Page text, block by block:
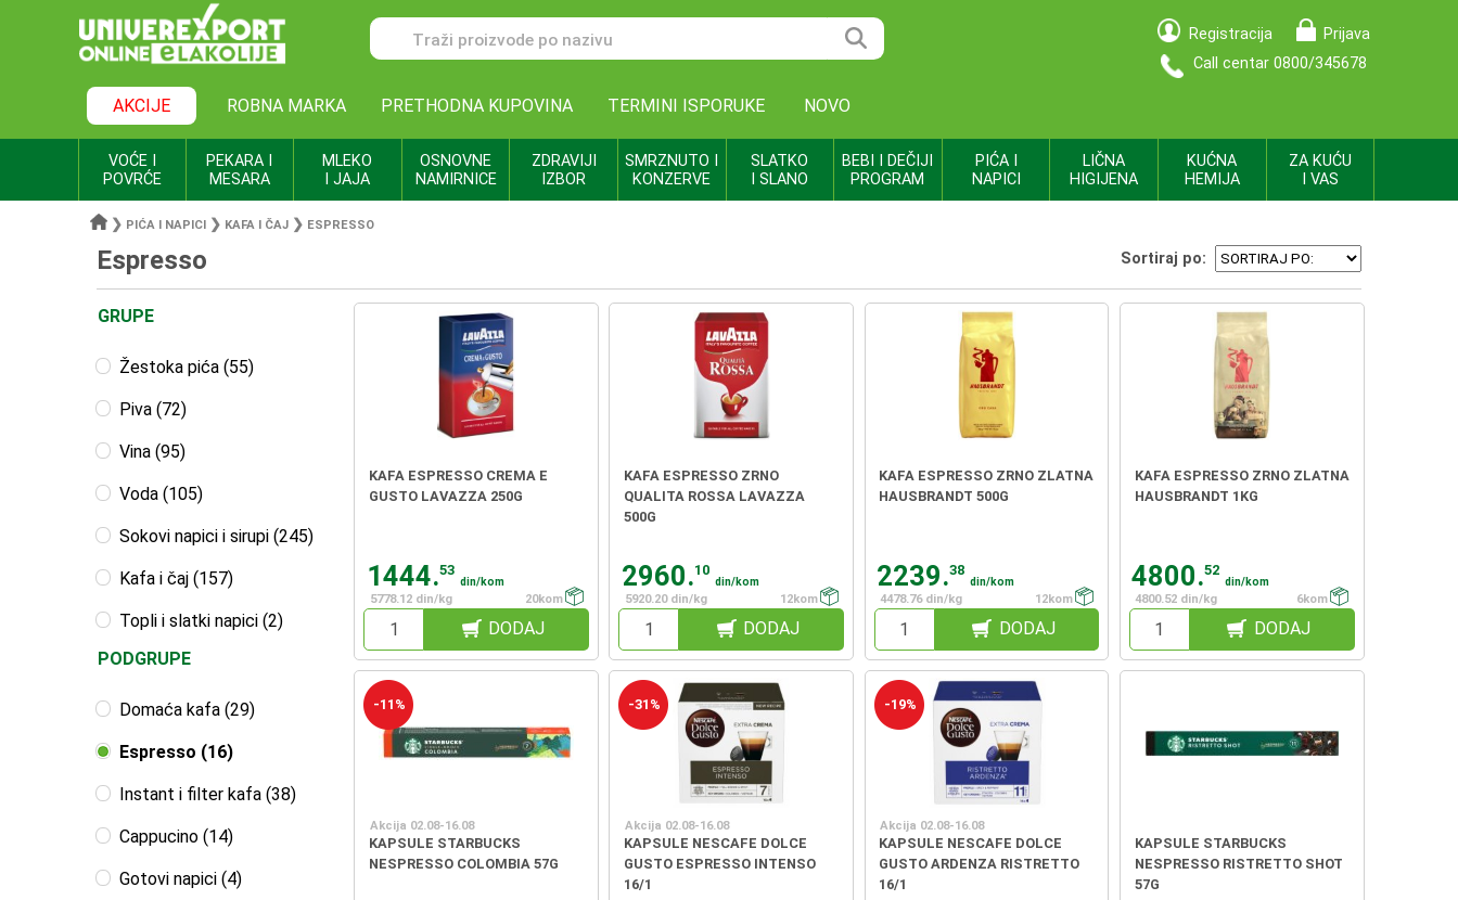
Registracija
Prijava
Call centar 0800/345678
AKCIJE ROBNA MARKA PRETHODNA KUPOVINA TERMINI ISPORUKE NOVO
VOĆE I
POVRĆE
PEKARA I
MESARA
MLEKO
I JAJA
OSNOVNE
NAMIRNICE
ZDRAVIJI
IZBOR
SMRZNUTO I
KONZERVE
SLATKO
I SLANO
BEBI I DEČIJI
PROGRAM
PIĆA I
NAPICI
LIČNA
HIGIJENA
KUĆNA
HEMIJA
ZA KUĆU
I VAS
❯ PIĆA I NAPICI ❯ KAFA I ČAJ ❯ ESPRESSO
Espresso Sortiraj po:
GRUPE
Žestoka pića (55)
Piva (72)
Vina (95)
Voda (105)
Sokovi napici i sirupi (245)
Kafa i čaj (157)
Topli i slatki napici (2)
PODGRUPE
Domaća kafa (29)
Espresso (16)
Instant i filter kafa (38)
Cappucino (14)
Gotovi napici (4)
KAFA ESPRESSO CREMA E
GUSTO LAVAZZA 250G
1444.53
din/kom
5778.12 din/kg
20kom
DODAJ
KAFA ESPRESSO ZRNO
QUALITA ROSSA LAVAZZA
500G
2960.10
din/kom
5920.20 din/kg
12kom
DODAJ
KAFA ESPRESSO ZRNO ZLATNA
HAUSBRANDT 500G
2239.38
din/kom
4478.76 din/kg
12kom
DODAJ
KAFA ESPRESSO ZRNO ZLATNA
HAUSBRANDT 1KG
4800.52
din/kom
4800.52 din/kg
6kom
DODAJ
-11%
Akcija 02.08-16.08
KAPSULE STARBUCKS
NESPRESSO COLOMBIA 57G
-31%
Akcija 02.08-16.08
KAPSULE NESCAFE DOLCE
GUSTO ESPRESSO INTENSO
16/1
-19%
Akcija 02.08-16.08
KAPSULE NESCAFE DOLCE
GUSTO ARDENZA RISTRETTO
16/1
KAPSULE STARBUCKS
NESPRESSO RISTRETTO SHOT
57G